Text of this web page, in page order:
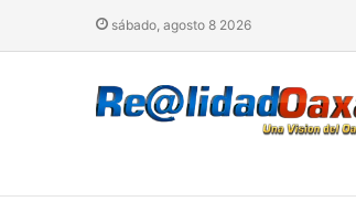
sábado, agosto 8 2026